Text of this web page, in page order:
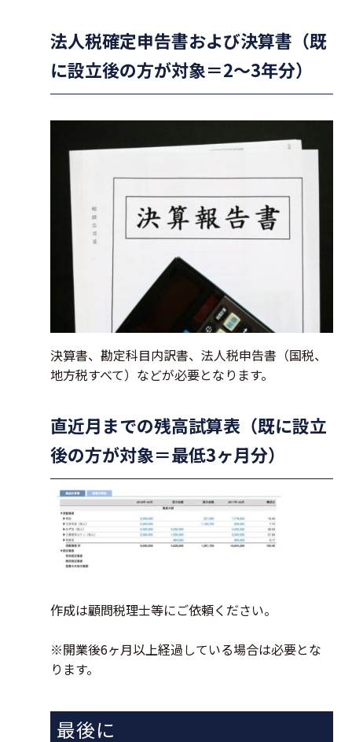
法人税確定申告書および決算書（既
に設立後の方が対象＝2～3年分）
決算書、勘定科目内訳書、法人税申告書（国税、
地方税すべて）などが必要となります。
直近月までの残高試算表（既に設立
後の方が対象＝最低3ヶ月分）
作成は顧問税理士等にご依頼ください。
※開業後6ヶ月以上経過している場合は必要とな
ります。
最後に